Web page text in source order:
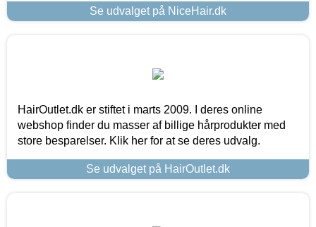
Se udvalget på NiceHair.dk
HairOutlet.dk er stiftet i marts 2009. I deres online
webshop finder du masser af billige hårprodukter med
store besparelser. Klik her for at se deres udvalg.
Se udvalget på HairOutlet.dk